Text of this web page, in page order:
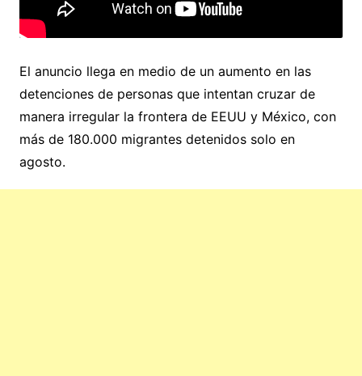
El anuncio llega en medio de un aumento en las
detenciones de personas que intentan cruzar de
manera irregular la frontera de EEUU y México, con
más de 180.000 migrantes detenidos solo en
agosto.